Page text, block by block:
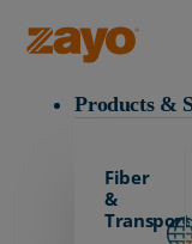
Products &
Fiber
&
Transport